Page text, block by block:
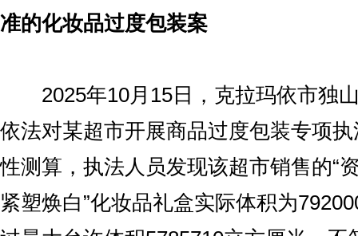
准的化妆品过度包装案
2025年10月15日，克拉玛依市独
依法对某超市开展商品过度包装专项
性测算，执法人员发现该超市销售的“
紧塑焕白”化妆品礼盒实际体积为